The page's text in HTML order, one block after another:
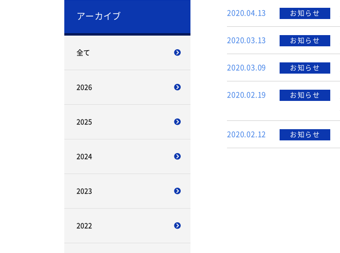
2020.04.13 お知らせ
2020.03.13 お知らせ
2020.03.09 お知らせ
2020.02.19 お知らせ
2020.02.12 お知らせ
アーカイブ
全て
2026
2025
2024
2023
2022